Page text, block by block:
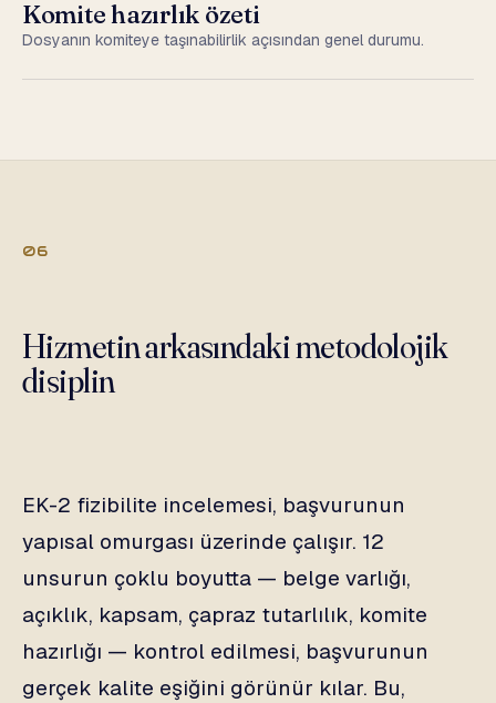
Komite hazırlık özeti
Dosyanın komiteye taşınabilirlik açısından genel durumu.
06
Hizmetin arkasındaki metodolojik
disiplin
EK-2 fizibilite incelemesi, başvurunun
yapısal omurgası üzerinde çalışır. 12
unsurun çoklu boyutta — belge varlığı,
açıklık, kapsam, çapraz tutarlılık, komite
hazırlığı — kontrol edilmesi, başvurunun
gerçek kalite eşiğini görünür kılar. Bu,